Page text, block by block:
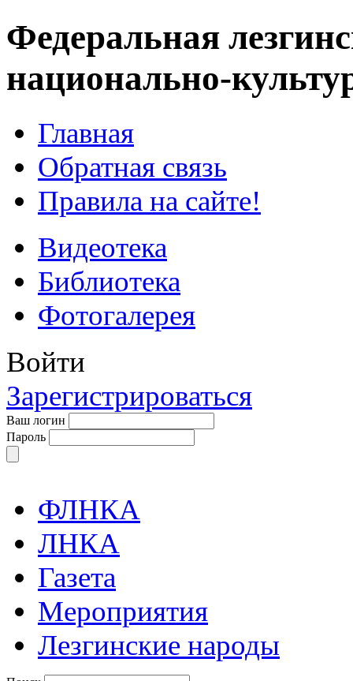
Федеральная
национально-
Главная
Обратная связь
Правила на сайте!
Видеотека
Библиотека
Фотогалерея
Войти
Зарегистрироваться
Ваш логин
Пароль
ФЛНКА
ЛНКА
Газета
Мероприятия
Лезгинские народы